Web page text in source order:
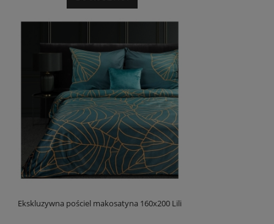
Ekskluzywna pościel makosatyna 160x200 Lili